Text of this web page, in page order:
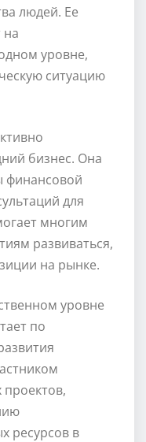
людей. Ее
на
уровне,
ситуацию
бизнес. Она
финансовой
для
многим
развиваться,
на рынке.
уровне
по
ресурсов в